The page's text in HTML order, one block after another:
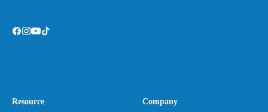
Resource Company